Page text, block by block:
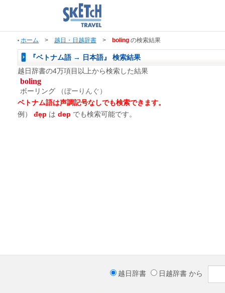
ホーム > 越日・日越辞書 > boling の検索結果
『ベトナム語 → 日本語』 検索結果
越日辞書の4万項目以上から検索した結果
boling
ボーリング （ぼーりんぐ）
ベトナム語は声調記号なしでも検索できます。
例）
đẹp は dep でも検索可能です。
越日辞書 日越辞書 から